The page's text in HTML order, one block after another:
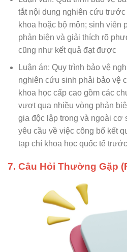
tắt nội dung nghiên cứu
khoa hoặc bộ môn; sinh viên
phản biện và giải thích rõ
cũng như kết quả đạt được
Luận án: Quy trình bảo vệ
nghiên cứu sinh phải bảo vệ
khoa học cấp cao gồm các
vượt qua nhiều vòng phản
gia độc lập trong và ngoài cơ
yêu cầu về việc công bố kết
tạp chí khoa học quốc tế
7. Câu Hỏi Thường Gặp